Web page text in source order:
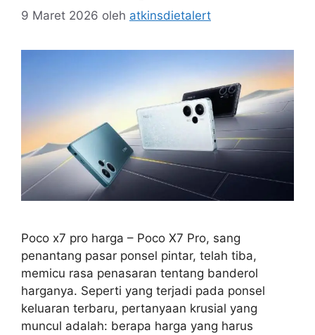
9 Maret 2026 oleh atkinsdietalert
Poco x7 pro harga – Poco X7 Pro, sang
penantang pasar ponsel pintar, telah tiba,
memicu rasa penasaran tentang banderol
harganya. Seperti yang terjadi pada ponsel
keluaran terbaru, pertanyaan krusial yang
muncul adalah: berapa harga yang harus